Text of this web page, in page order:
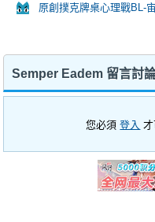
原創撲克牌桌心理戰BL-
Semper Eadem 留言討
您必須登入